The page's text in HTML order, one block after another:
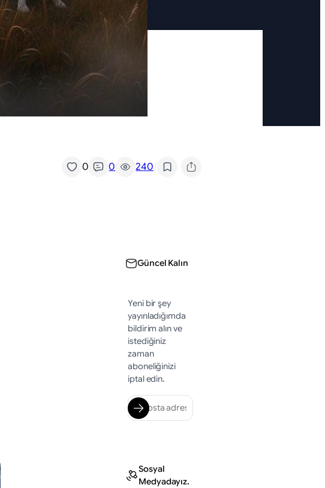
0 0 240/
Güncel Kalın
Yeni bir şey
yayınladığımda
bildirim alın ve
istediğiniz
zaman
aboneliğinizi
iptal edin.
Sosyal
Medyadayız.